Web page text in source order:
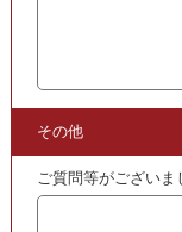
こちらも
CD版 観世流 声